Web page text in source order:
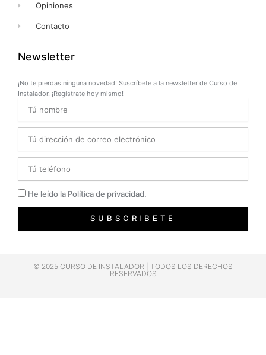
Opiniones
Contacto
Newsletter
¡No te pierdas ninguna novedad! Suscríbete a la newsletter de Curso de
Instalador. ¡Regístrate hoy mismo!
Privacidad
He leído la Política de privacidad.
SUBSCRIBETE
© 2025 CURSO DE INSTALADOR | TODOS LOS DERECHOS
RESERVADOS